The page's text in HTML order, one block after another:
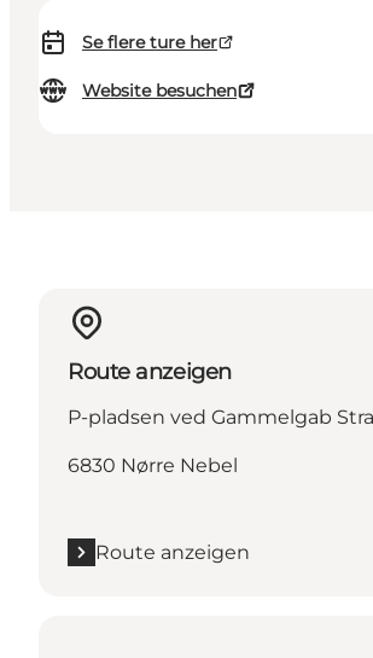
Se flere ture her
Website besuchen
Route anzeigen
P-pladsen ved Gammelgab
6830 Nørre Nebel
Route anzeigen